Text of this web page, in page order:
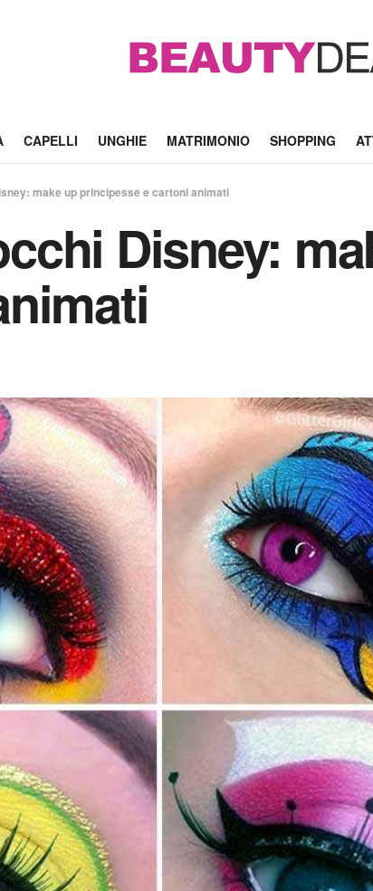
CAPELLI UNGHIE MATRIMONIO SHOPPING
make up principesse e cartoni animati
Disney: